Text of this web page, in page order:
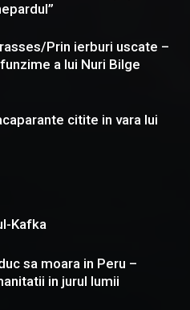
Prin ierburi uscate –
a lui Nuri Bilge
citite in vara lui
Kafka
sa moara in Peru –
in jurul lumii